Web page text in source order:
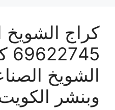
كراج الشويخ
الشويخ
وبنشر